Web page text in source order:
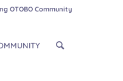
OTOBO Community